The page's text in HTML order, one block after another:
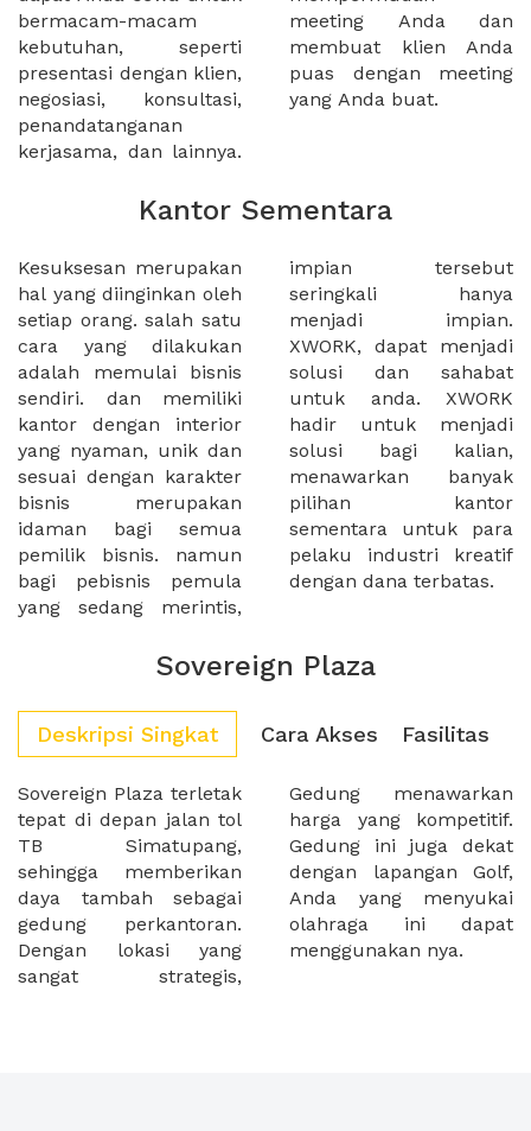
bermacam-macam
kebutuhan, seperti
presentasi dengan klien,
negosiasi, konsultasi,
penandatanganan
kerjasama, dan lainnya.
meeting Anda dan
membuat klien Anda
puas dengan meeting
yang Anda buat.
Kantor Sementara
Kesuksesan merupakan
hal yang diinginkan oleh
setiap orang. salah satu
cara yang dilakukan
adalah memulai bisnis
sendiri. dan memiliki
kantor dengan interior
yang nyaman, unik dan
sesuai dengan karakter
bisnis merupakan
idaman bagi semua
pemilik bisnis. namun
bagi pebisnis pemula
yang sedang merintis,
impian tersebut
seringkali hanya
menjadi impian.
XWORK, dapat menjadi
solusi dan sahabat
untuk anda. XWORK
hadir untuk menjadi
solusi bagi kalian,
menawarkan banyak
pilihan kantor
sementara untuk para
pelaku industri kreatif
dengan dana terbatas.
Sovereign Plaza
Deskripsi Singkat Cara Akses Fasilitas
Sovereign Plaza terletak
tepat di depan jalan tol
TB Simatupang,
sehingga memberikan
daya tambah sebagai
gedung perkantoran.
Dengan lokasi yang
sangat strategis,
Gedung menawarkan
harga yang kompetitif.
Gedung ini juga dekat
dengan lapangan Golf,
Anda yang menyukai
olahraga ini dapat
menggunakan nya.